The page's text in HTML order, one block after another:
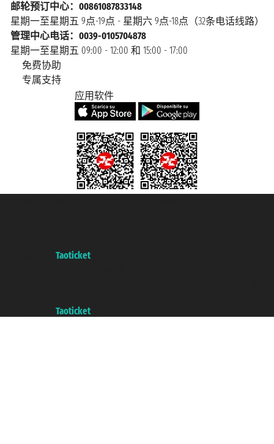
邮轮预订中心：00861087833148
星期一至星期五 9点-19点 - 星期六 9点-18点（32条电话线路）
管理中心电话：0039-0105704878
星期一至星期五 09:00 - 12:00 和 15:00 - 17:00
免费协助
专属支持
应用软件
Taoticket
Taoticket